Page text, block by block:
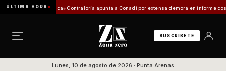
ÚLTIMA HORA
Zona Franca Contraloría apunta a Conadi por extensa demora en informe costero
SUSCRÍBETE
Lunes, 10 de agosto de 2026 · Punta Arenas